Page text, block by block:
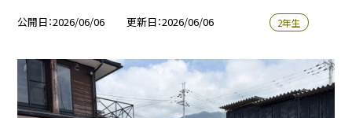
公開日 2026/06/06 更新日 2026/06/06 2年生